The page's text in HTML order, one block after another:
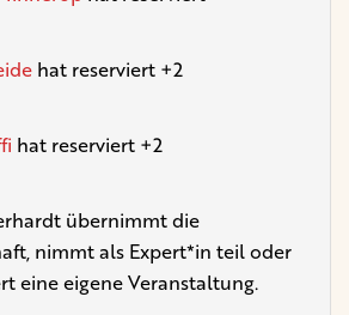
hat reserviert +2
hat reserviert +2
übernimmt die
nimmt als Expert*in teil oder
eine eigene Veranstaltung.